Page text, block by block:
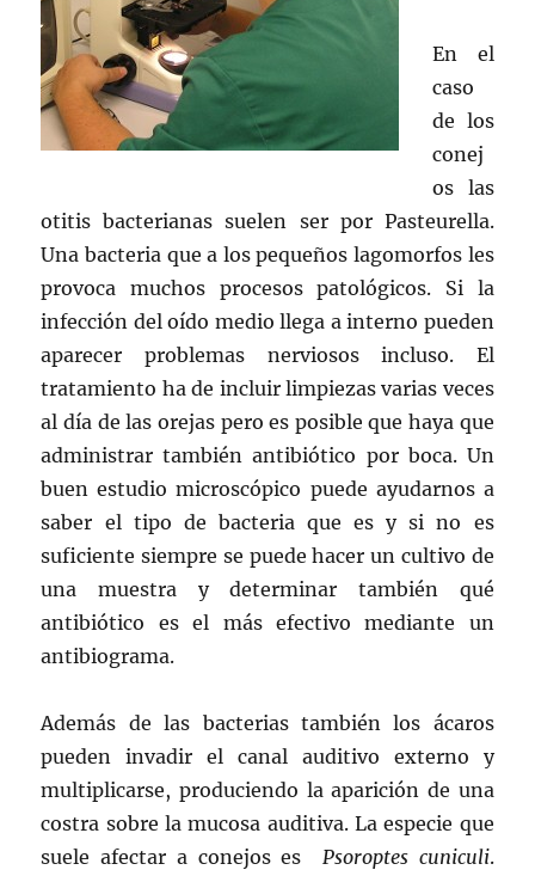
En el
caso
de los
conej
os las
otitis bacterianas suelen ser por Pasteurella.
Una bacteria que a los pequeños lagomorfos les
provoca muchos procesos patológicos. Si la
infección del oído medio llega a interno pueden
aparecer problemas nerviosos incluso. El
tratamiento ha de incluir limpiezas varias veces
al día de las orejas pero es posible que haya que
administrar también antibiótico por boca. Un
buen estudio microscópico puede ayudarnos a
saber el tipo de bacteria que es y si no es
suficiente siempre se puede hacer un cultivo de
una muestra y determinar también qué
antibiótico es el más efectivo mediante un
antibiograma.
Además de las bacterias también los ácaros
pueden invadir el canal auditivo externo y
multiplicarse, produciendo la aparición de una
costra sobre la mucosa auditiva. La especie que
suele afectar a conejos es Psoroptes cuniculi.